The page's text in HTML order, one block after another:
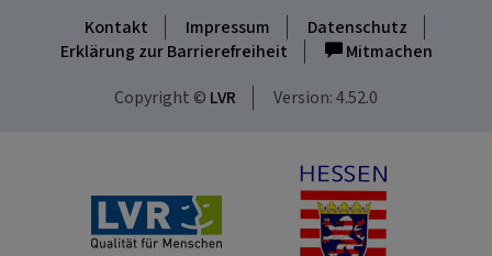
Kontakt Impressum
Datenschutz
Erklärung zur Barrierefreiheit
Mitmachen
Copyright © LVR Version: 4.52.0